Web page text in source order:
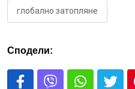
глобално затопляне
Сподели: